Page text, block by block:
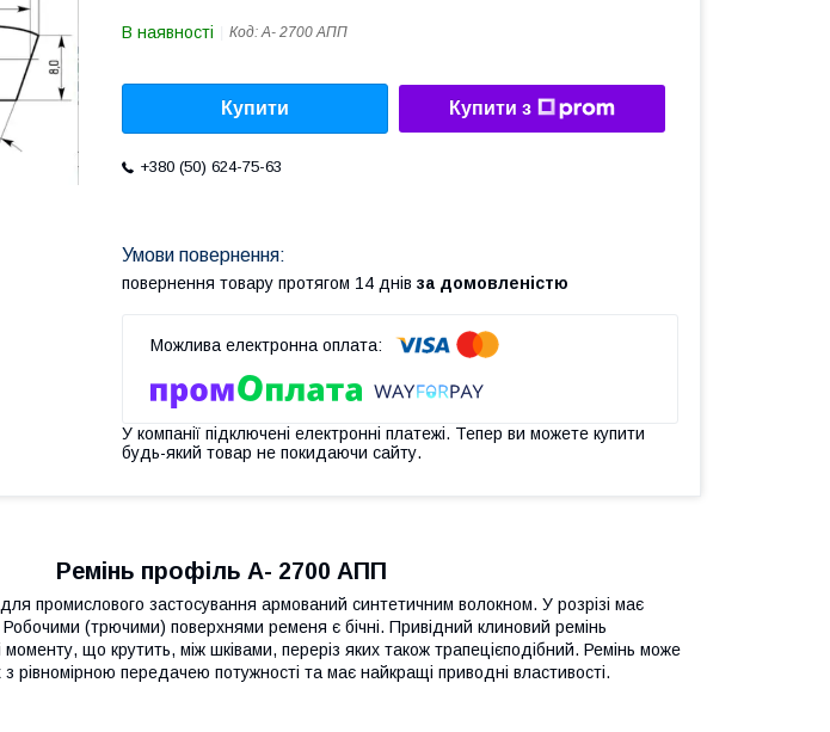
В наявності Код:A- 2700 АПП
Купити Купити з
+380 (50) 624-75-63
повернення товару протягом 14 днів за домовленістю
У компанії підключені електронні платежі. Тепер ви можете купити
будь-який товар не покидаючи сайту.
Ремінь профіль A- 2700 АПП
промислового застосування армований синтетичним волокном. У розрізі має
Робочими (трючими) поверхнями ременя є бічні. Привідний клиновий ремінь
що крутить, між шківами, переріз яких також трапецієподібний. Ремінь може
з рівномірною передачею потужності та має найкращі приводні властивості.